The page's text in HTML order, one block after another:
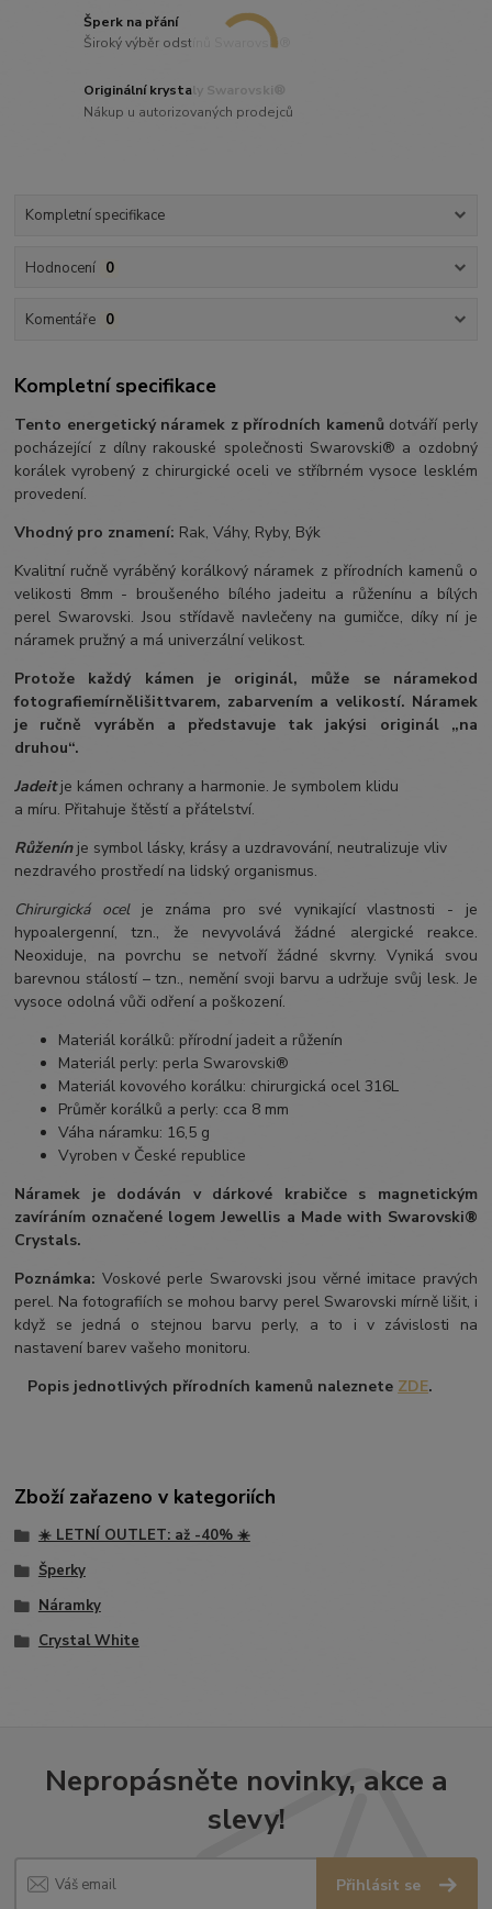
Šperk na přání
Široký výběr odstínů Swarovski®
Originální krystaly Swarovski®
Nákup u autorizovaných prodejců
Kompletní specifikace
Hodnocení 0
Komentáře 0
Kompletní specifikace
Tento energetický náramek z přírodních kamenů dotváří perly
pocházející z dílny rakouské společnosti Swarovski® a ozdobný
korálek vyrobený z chirurgické oceli ve stříbrném vysoce lesklém
provedení.
Vhodný pro znamení: Rak, Váhy, Ryby, Býk
Kvalitní ručně vyráběný korálkový náramek z přírodních kamenů o
velikosti 8mm - broušeného bílého jadeitu a růženínu a bílých
perel Swarovski. Jsou střídavě navlečeny na gumičce, díky ní je
náramek pružný a má univerzální velikost.
Protože každý kámen je originál, může se náramekod
fotografiemírnělišittvarem, zabarvením a velikostí. Náramek
je ručně vyráběn a představuje tak jakýsi originál „na
druhou“.
Jadeitje kámen ochrany a harmonie. Je symbolem klidu
a míru. Přitahuje štěstí a přátelství.
Růženínje symbol lásky, krásy a uzdravování, neutralizuje vliv
nezdravého prostředí na lidský organismus.
Chirurgická ocelje známa pro své vynikající vlastnosti - je
hypoalergenní, tzn., že nevyvolává žádné alergické reakce.
Neoxiduje, na povrchu se netvoří žádné skvrny. Vyniká svou
barevnou stálostí – tzn., nemění svoji barvu a udržuje svůj lesk. Je
vysoce odolná vůči odření a poškození.
Materiál korálků: přírodní jadeit a růženín
Materiál perly: perla Swarovski®
Materiál kovového korálku: chirurgická ocel 316L
Průměr korálků a perly: cca 8 mm
Váha náramku: 16,5 g
Vyroben v České republice
Náramek je dodáván v dárkové krabičce s magnetickým
zavíráním označené logem Jewellis a Made with Swarovski®
Crystals.
Poznámka: Voskové perle Swarovski jsou věrné imitace pravých
perel. Na fotografiích se mohou barvy perel Swarovski mírně lišit, i
když se jedná o stejnou barvu perly, a to i v závislosti na
nastavení barev vašeho monitoru.
Popis jednotlivých přírodních kamenů naleznete ZDE.
Zboží zařazeno v kategoriích
☀️ LETNÍ OUTLET: až -40% ☀️
Šperky
Náramky
Crystal White
Nepropásněte novinky, akce a
slevy!
Přihlásit se